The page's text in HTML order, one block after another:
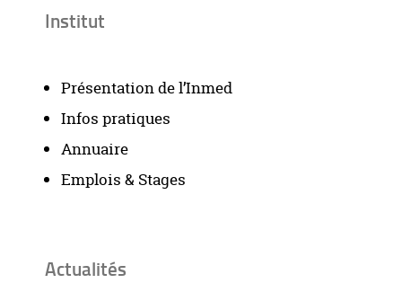
Institut
Présentation de l’Inmed
Infos pratiques
Annuaire
Emplois & Stages
Actualités